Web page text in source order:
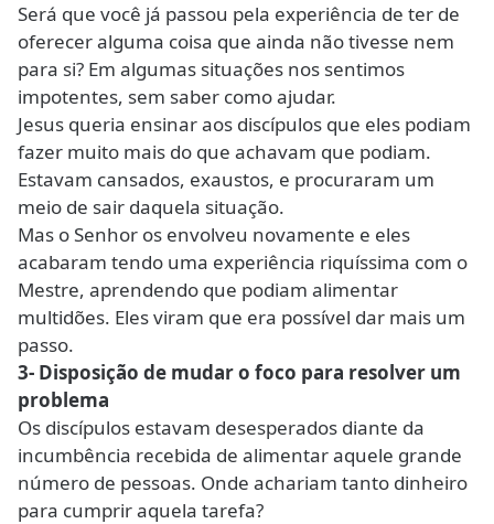
Será que você já passou pela experiência de ter de
oferecer alguma coisa que ainda não tivesse nem
para si? Em algumas situações nos sentimos
impotentes, sem saber como ajudar.
Jesus queria ensinar aos discípulos que eles podiam
fazer muito mais do que achavam que podiam.
Estavam cansados, exaustos, e procuraram um
meio de sair daquela situação.
Mas o Senhor os envolveu novamente e eles
acabaram tendo uma experiência riquíssima com o
Mestre, aprendendo que podiam alimentar
multidões. Eles viram que era possível dar mais um
passo.
3- Disposição de mudar o foco para resolver um
problema
Os discípulos estavam desesperados diante da
incumbência recebida de alimentar aquele grande
número de pessoas. Onde achariam tanto dinheiro
para cumprir aquela tarefa?